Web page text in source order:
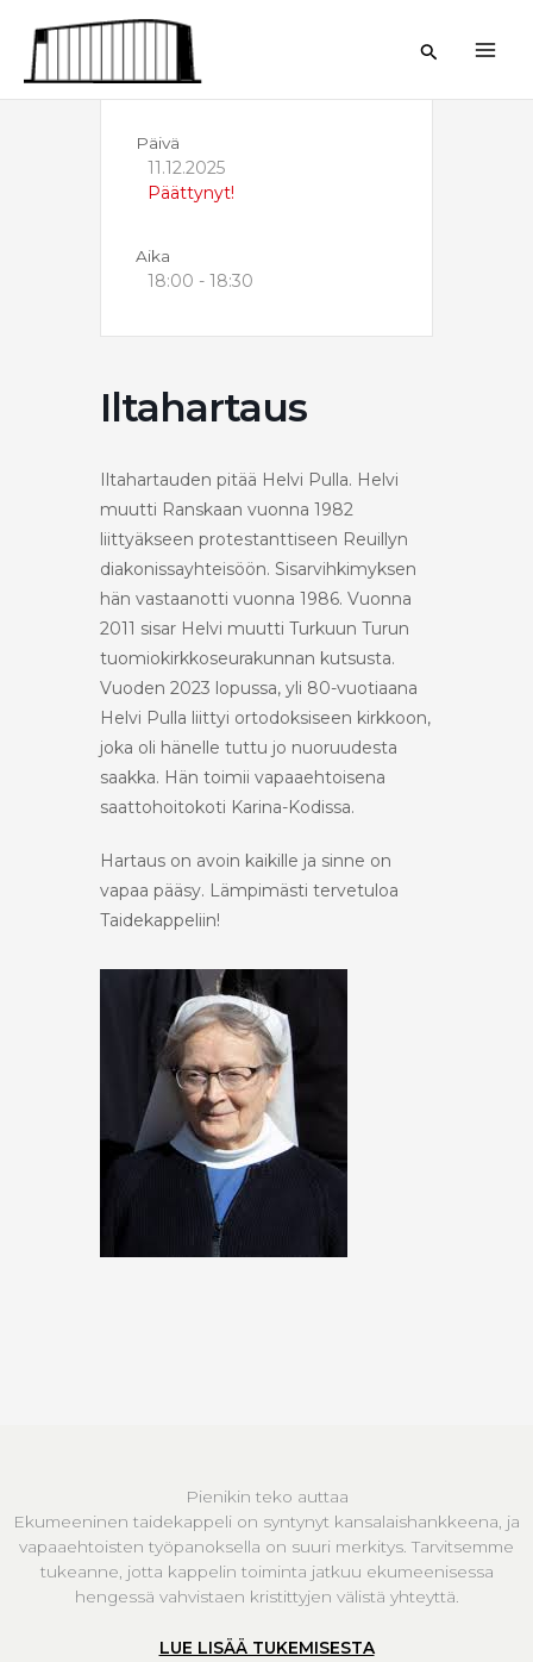
sisältöön
Hae
Päivä
11.12.2025
Päättynyt!
Aika
18:00 - 18:30
Iltahartaus
Iltahartauden pitää Helvi Pulla. Helvi
muutti Ranskaan vuonna 1982
liittyäkseen protestanttiseen Reuillyn
diakonissayhteisöön. Sisarvihkimyksen
hän vastaanotti vuonna 1986. Vuonna
2011 sisar Helvi muutti Turkuun Turun
tuomiokirkkoseurakunnan kutsusta.
Vuoden 2023 lopussa, yli 80-vuotiaana
Helvi Pulla liittyi ortodoksiseen kirkkoon,
joka oli hänelle tuttu jo nuoruudesta
saakka. Hän toimii vapaaehtoisena
saattohoitokoti Karina-Kodissa.
Hartaus on avoin kaikille ja sinne on
vapaa pääsy. Lämpimästi tervetuloa
Taidekappeliin!
Pienikin teko auttaa
Ekumeeninen taidekappeli on syntynyt kansalaishankkeena, ja
vapaaehtoisten työpanoksella on suuri merkitys. Tarvitsemme
tukeanne, jotta kappelin toiminta jatkuu ekumeenisessa
hengessä vahvistaen kristittyjen välistä yhteyttä.
LUE LISÄÄ TUKEMISESTA